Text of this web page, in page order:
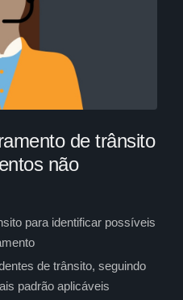
de trânsito
não
para identificar possíveis
de trânsito, seguindo
padrão aplicáveis